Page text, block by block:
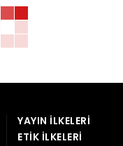
YAYIN İLKELERI
ETIK İLKELERI